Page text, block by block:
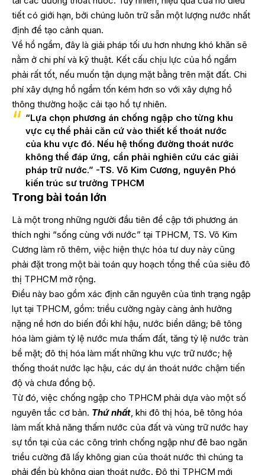
tiết có giới hạn, bởi chúng luôn trữ sẵn một lượng nước nhất
định để tạo cảnh quan.
Về hồ ngầm, đây là giải pháp tối ưu hơn nhưng khó khăn sẽ
nằm ở chi phí và kỹ thuật. Kết cấu chịu lực của hồ ngầm
phải rất tốt, nếu muốn tận dụng mặt bằng trên mặt đất. Chi
phí xây dựng hồ ngầm tốn kém hơn so với xây dựng hồ
thông thường hoặc cải tạo hồ tự nhiên.
“Lựa chọn phương án chống ngập cho từng khu
vực cụ thể phải căn cứ vào thiết kế thoát nước
của khu vực đó. Nếu hệ thống đường thoát nước
không thể đáp ứng, cần phải nghiên cứu các giải
pháp trữ nước.” -TS. Võ Kim Cương, nguyên Phó
kiến trúc sư trưởng TPHCM
Trong bài toán lớn
Là một trong những người đầu tiên đề cập tới phương án
thích nghi “sống cùng với nước” tại TPHCM, TS. Võ Kim
Cương làm rõ thêm, việc hiện thực hóa tư duy này cũng
phải đặt trong một bài toán quy hoạch tổng thể của siêu đô
thị TPHCM mở rộng.
Điều này bao gồm xác định căn nguyên của tình trạng ngập
lụt tại TPHCM, gồm: triều cường ngày càng ảnh hưởng
nặng nề hơn do biến đổi khí hậu, nước biển dâng; bê tông
hóa làm giảm tỷ lệ nước mưa thấm đất, tăng tỷ lệ nước tràn
bề mặt; đô thị hóa làm mất những khu vực trữ nước; hệ
thống thoát nước lạc hậu, các dự án thoát nước chậm tiến
độ và chưa đồng bộ.
Từ đó, việc chống ngập cho TPHCM phải dựa vào một số
nguyên tắc cơ bản. Thứ nhất, khi đô thị hóa, bê tông hóa
làm mất khả năng thấm nước của đất và vùng trữ nước hay
sự tồn tại của các công trình chống ngập như đê bao ngăn
triều cường đã lấy không gian của thoát nước thì chúng ta
phải đền bù không gian thoát nước. Đô thị TPHCM mới